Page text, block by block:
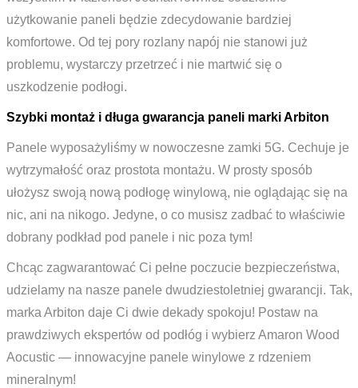
użytkowanie paneli będzie zdecydowanie bardziej
komfortowe. Od tej pory rozlany napój nie stanowi już
problemu, wystarczy przetrzeć i nie martwić się o
uszkodzenie podłogi.
Szybki montaż i długa gwarancja paneli marki Arbiton
Panele wyposażyliśmy w nowoczesne zamki 5G. Cechuje je
wytrzymałość oraz prostota montażu. W prosty sposób
ułożysz swoją nową podłogę winylową, nie oglądając się na
nic, ani na nikogo. Jedyne, o co musisz zadbać to właściwie
dobrany podkład pod panele i nic poza tym!
Chcąc zagwarantować Ci pełne poczucie bezpieczeństwa,
udzielamy na nasze panele dwudziestoletniej gwarancji. Tak,
marka Arbiton daje Ci dwie dekady spokoju! Postaw na
prawdziwych ekspertów od podłóg i wybierz Amaron Wood
Aocustic — innowacyjne panele winylowe z rdzeniem
mineralnym!